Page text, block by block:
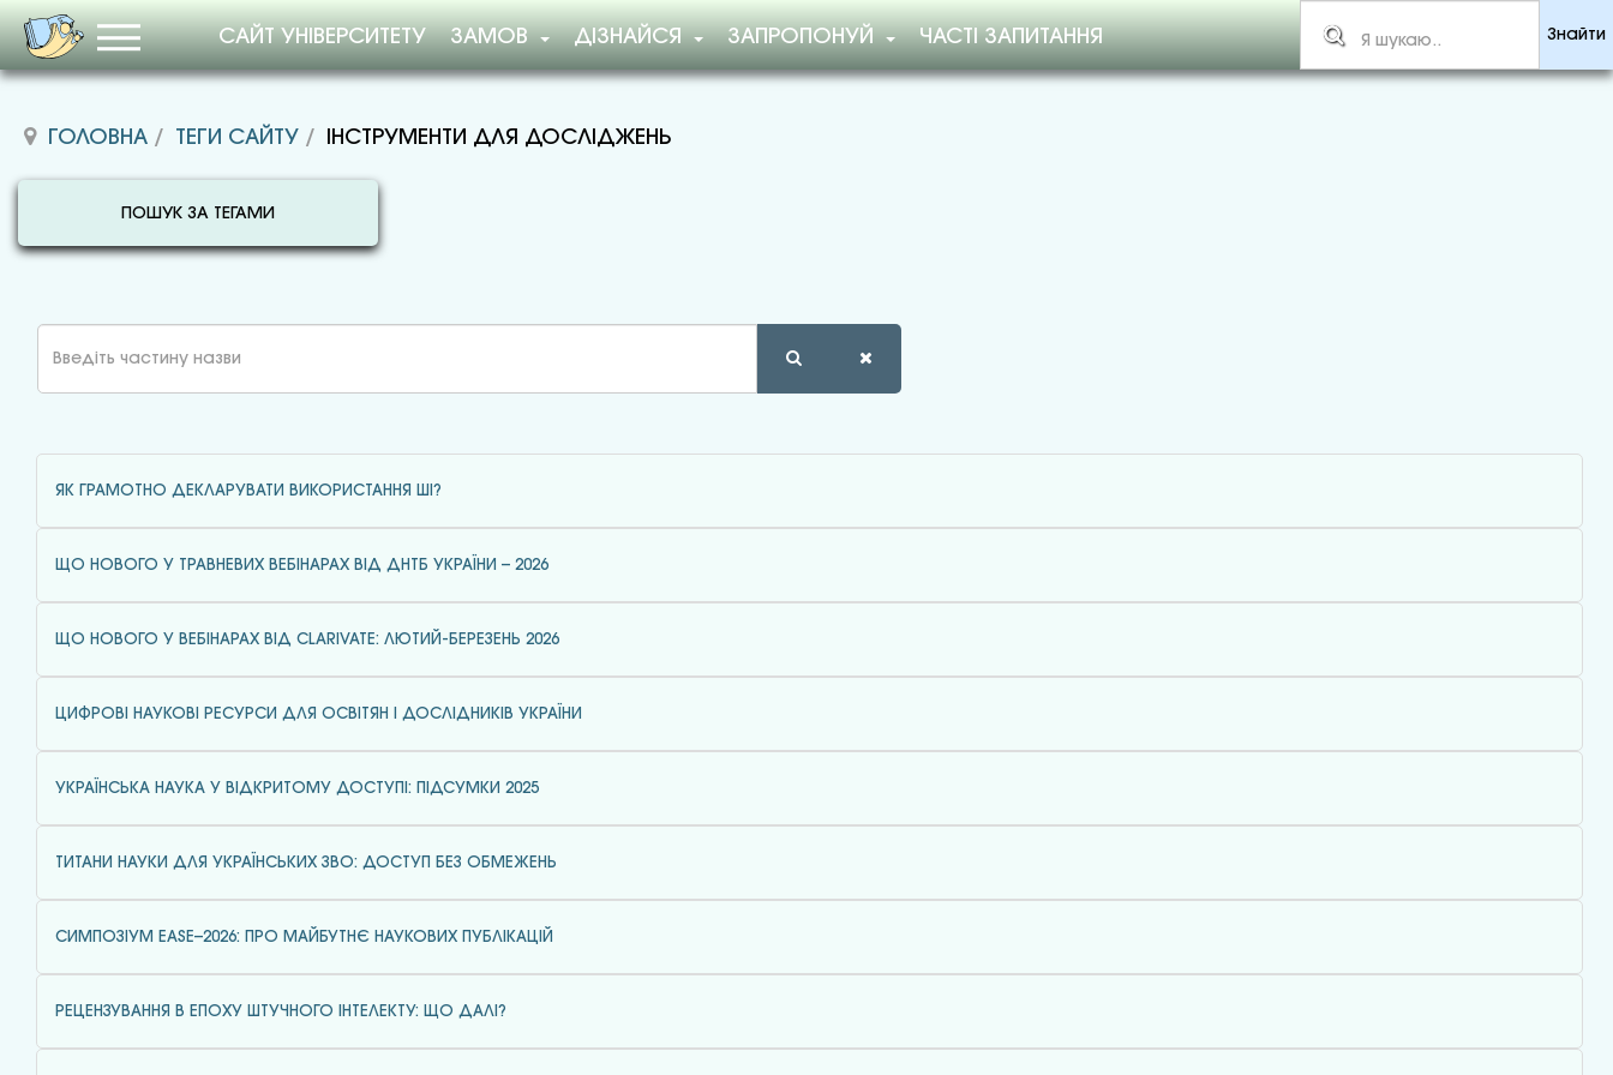
Знайти
САЙТ УНІВЕРСИТЕТУ ЗАМОВ ДІЗНАЙСЯ ЗАПРОПОНУЙ ЧАСТІ ЗАПИТАННЯ
ГОЛОВНА ТЕГИ САЙТУ ІНСТРУМЕНТИ ДЛЯ ДОСЛІДЖЕНЬ
ПОШУК ЗА ТЕГАМИ
частину
назви
ЯК ГРАМОТНО ДЕКЛАРУВАТИ ВИКОРИСТАННЯ ШІ?
ЩО НОВОГО У ТРАВНЕВИХ ВЕБІНАРАХ ВІД ДНТБ УКРАЇНИ – 2026
ЩО НОВОГО У ВЕБІНАРАХ ВІД CLARIVATE: ЛЮТИЙ-БЕРЕЗЕНЬ 2026
ЦИФРОВІ НАУКОВІ РЕСУРСИ ДЛЯ ОСВІТЯН І ДОСЛІДНИКІВ УКРАЇНИ
УКРАЇНСЬКА НАУКА У ВІДКРИТОМУ ДОСТУПІ: ПІДСУМКИ 2025
ТИТАНИ НАУКИ ДЛЯ УКРАЇНСЬКИХ ЗВО: ДОСТУП БЕЗ ОБМЕЖЕНЬ
СИМПОЗІУМ EASE–2026: ПРО МАЙБУТНЄ НАУКОВИХ ПУБЛІКАЦІЙ
РЕЦЕНЗУВАННЯ В ЕПОХУ ШТУЧНОГО ІНТЕЛЕКТУ: ЩО ДАЛІ?